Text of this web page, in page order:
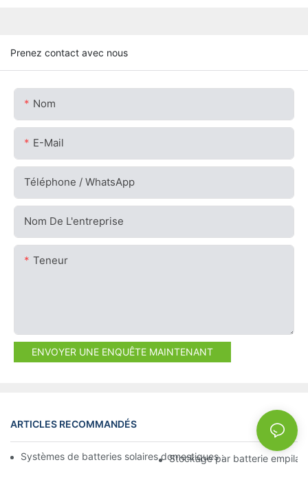
Prenez contact avec nous
Nom
E-Mail
Téléphone / WhatsApp
Nom De L'entreprise
Teneur
ENVOYER UNE ENQUÊTE MAINTENANT
ARTICLES RECOMMANDÉS NEWS
Systèmes de batteries solaires domestiques : favoriser
Stockage par batterie